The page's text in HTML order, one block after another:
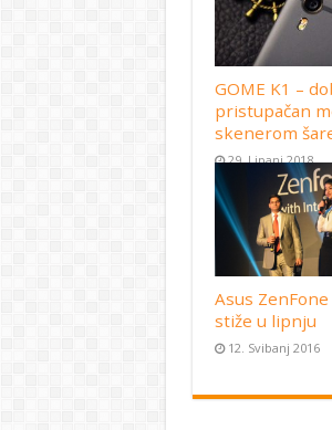
GOME K1 –
pristupačan
skenerom
29. Lipanj 2018
Asus
stiže u lipnju
12. Svibanj 2016